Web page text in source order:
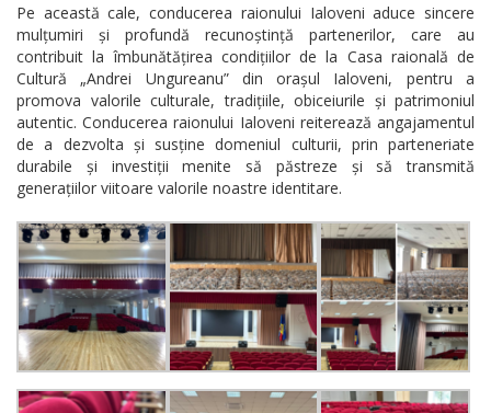
Pe această cale, conducerea raionului Ialoveni aduce sincere
mulțumiri și profundă recunoștință partenerilor, care au
contribuit la îmbunătățirea condițiilor de la Casa raională de
Cultură „Andrei Ungureanu” din orașul Ialoveni, pentru a
promova valorile culturale, tradițiile, obiceiurile și patrimoniul
autentic. Conducerea raionului Ialoveni reiterează angajamentul
de a dezvolta și susține domeniul culturii, prin parteneriate
durabile și investiții menite să păstreze și să transmită
generațiilor viitoare valorile noastre identitare.